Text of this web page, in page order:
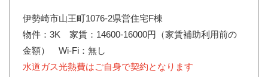
伊勢崎市山王町1076-2県営住宅F棟
物件：3K 家賃：14600-16000円（家賃補助利用前の
金額） Wi-Fi：無し
水道ガス光熱費はご自身で契約となります